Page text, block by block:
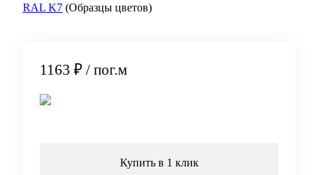
RAL K7 (Образцы цветов)
1163 ₽ / пог.м
Купить в 1 клик